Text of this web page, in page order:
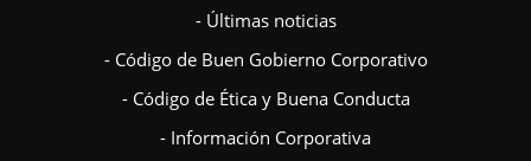
- Últimas noticias
- Código de Buen Gobierno Corporativo
- Código de Ética y Buena Conducta
- Información Corporativa